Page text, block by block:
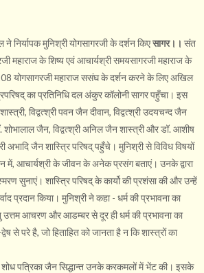
ने निर्यापक मुनिश्री योगसागरजी के दर्शन किएसागर।। संत
महाराज के शिष्य एवं आचार्यश्री समयसागरजी महाराज के
108 योगसागरजी महाराज ससंघ के दर्शन करने के लिए अखिल
का प्रतिनिधि दल अंकुर कॉलोनी सागर पहुँचा। इस
विद्वत्श्री पवन जैन दीवान, विद्वत्श्री उदयचन्द जैन
शोभालाल जैन, विद्वत्श्री अनिल जैन शास्त्री और डॉ. आशीष
जैन शास्त्रि परिषद् पहुँचे। मुनिश्री से विविध विषयों
में, आचार्यश्री के जीवन के अनेक प्रसंग बताएं। उनके द्वारा
सुनाएं। शास्त्रि परिषद् के कार्यो की प्रशंसा की और उन्हें
प्रदान किया। मुनिश्री ने कहा - धर्म की प्रभावना का
आचरण और आडम्बर से दूर ही धर्म की प्रभावना का
से परे है, जो हिताहित को जानता है न कि शास्त्रों का
शोध पत्रिका जैन सिद्धान्त उनके करकमलों में भेंट की। इसके